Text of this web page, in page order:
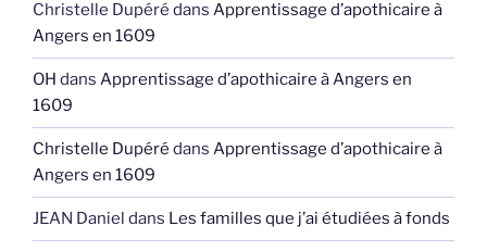
Christelle Dupéré dans Apprentissage d’apothicaire à
Angers en 1609
OH dans Apprentissage d’apothicaire à Angers en
1609
Christelle Dupéré dans Apprentissage d’apothicaire à
Angers en 1609
JEAN Daniel dans Les familles que j’ai étudiées à fonds